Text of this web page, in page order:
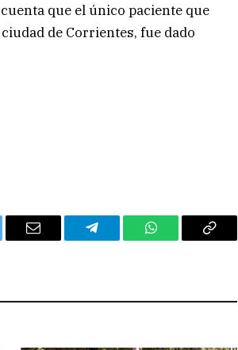
que el único paciente que
de Corrientes, fue dado
Email Telegram WhatsAppCopy